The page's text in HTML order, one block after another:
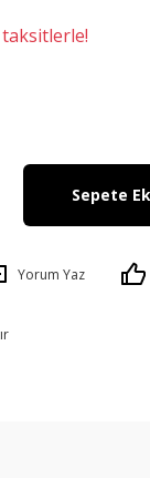
Sepete
Yorum Yaz